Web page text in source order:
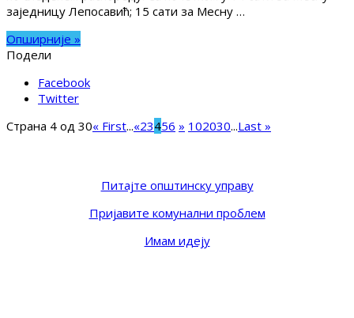
заједницу Лепосавић; 15 сати за Месну …
Опширније »
Подели
Facebook
Twitter
Страна 4 од 30« First...«23456 » 102030...Last »
Питајте општинску управу
Пријавите комунални проблем
Имам идеју